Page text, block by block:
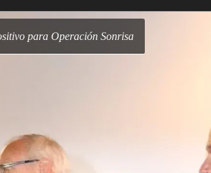
para Operación Sonrisa